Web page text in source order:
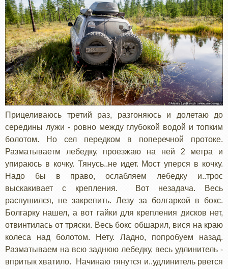
Прицеливаюсь третий раз, разгоняюсь и долетаю до
середины лужи - ровно между глубокой водой и топким
болотом. Но сел передком в поперечной протоке.
Разматываетм лебедку, проезжаю на ней 2 метра и
упираюсь в кочку. Тянусь..не идет. Мост уперся в кочку.
Надо бы в право, ослабляем лебедку и..трос
выскакивает с крепления. Вот незадача. Весь
распушился, не закрепить. Лезу за болгаркой в бокс.
Болгарку нашел, а вот гайки для крепления дисков нет,
отвинтилась от тряски. Весь бокс обшарил, вися на краю
колеса над болотом. Нету. Ладно, попробуем назад.
Разматываем на всю заднюю лебедку, весь удлинитель -
впритык хватило. Начинаю тянутся и..удлинитель рвется